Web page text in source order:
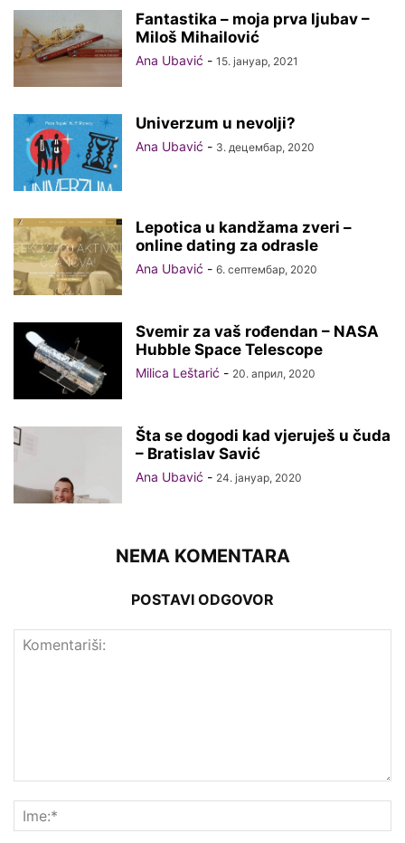
Fantastika – moja prva ljubav –
Miloš Mihailović
Ana Ubavić - 15. јануар, 2021
Univerzum u nevolji?
Ana Ubavić - 3. децембар, 2020
Lepotica u kandžama zveri –
online dating za odrasle
Ana Ubavić - 6. септембар, 2020
Svemir za vaš rođendan – NASA
Hubble Space Telescope
Milica Leštarić - 20. април, 2020
Šta se dogodi kad vjeruješ u čuda
– Bratislav Savić
Ana Ubavić - 24. јануар, 2020
NEMA KOMENTARA
POSTAVI ODGOVOR